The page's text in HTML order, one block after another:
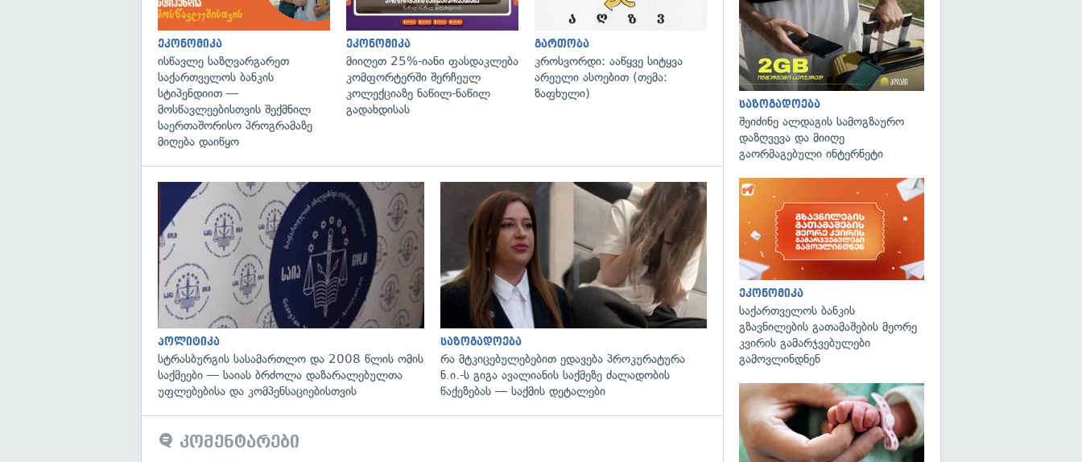
ეკონომიკა
ისწავლე საზღვარგარეთ
საქართველოს ბანკის
სტიპენდიით —
მოსწავლეებისთვის შექმნილ
საერთაშორისო პროგრამაზე
მიღება დაიწყო
ეკონომიკა
მიიღეთ 25%-იანი ფასდაკლება
კომფორტერში შერჩეულ
კოლექციაზე ნაწილ-ნაწილ
გადახდისას
გართობა
კროსვორდი: ააწყვე სიტყვა
არეული ასოებით (თემა:
ზაფხული)
გადახედვა
პოლიტიკა
სტრასბურგის სასამართლო და 2008 წლის ომის
საქმეები — საიას ბრძოლა დაზარალებულთა
უფლებებისა და კომპენსაციებისთვის
გადახედვა
საზოგადოება
რა მტკიცებულებებით ედავება პროკურატურა
ნ.ი.-ს გიგა ავალიანის საქმეზე ძალადობის
წაქეზებას — საქმის დეტალები
კომენტარები
საზოგადოება
შეიძინე ალდაგის სამოგზაურო
დაზღვევა და მიიღე
გაორმაგებული ინტერნეტი
ეკონომიკა
საქართველოს ბანკის
გზავნილების გათამაშების მეორე
კვირის გამარჯვებულები
გამოვლინდნენ